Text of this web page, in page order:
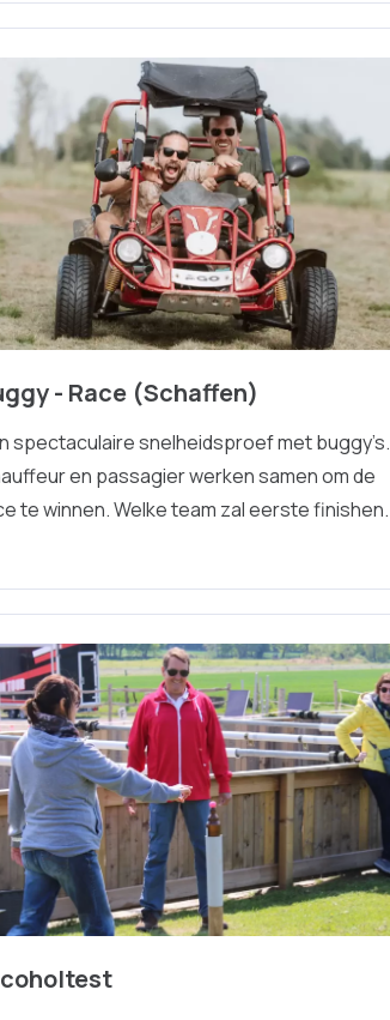
- Race (Schaffen)
spectaculaire snelheidsproef met buggy’s.
en passagier werken samen om de
te winnen. Welke team zal eerste finishen.